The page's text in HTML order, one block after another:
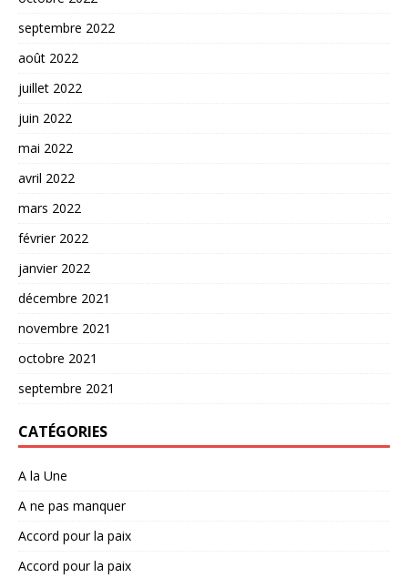
septembre 2022
août 2022
juillet 2022
juin 2022
mai 2022
avril 2022
mars 2022
février 2022
janvier 2022
décembre 2021
novembre 2021
octobre 2021
septembre 2021
CATÉGORIES
A la Une
A ne pas manquer
Accord pour la paix
Accord pour la paix